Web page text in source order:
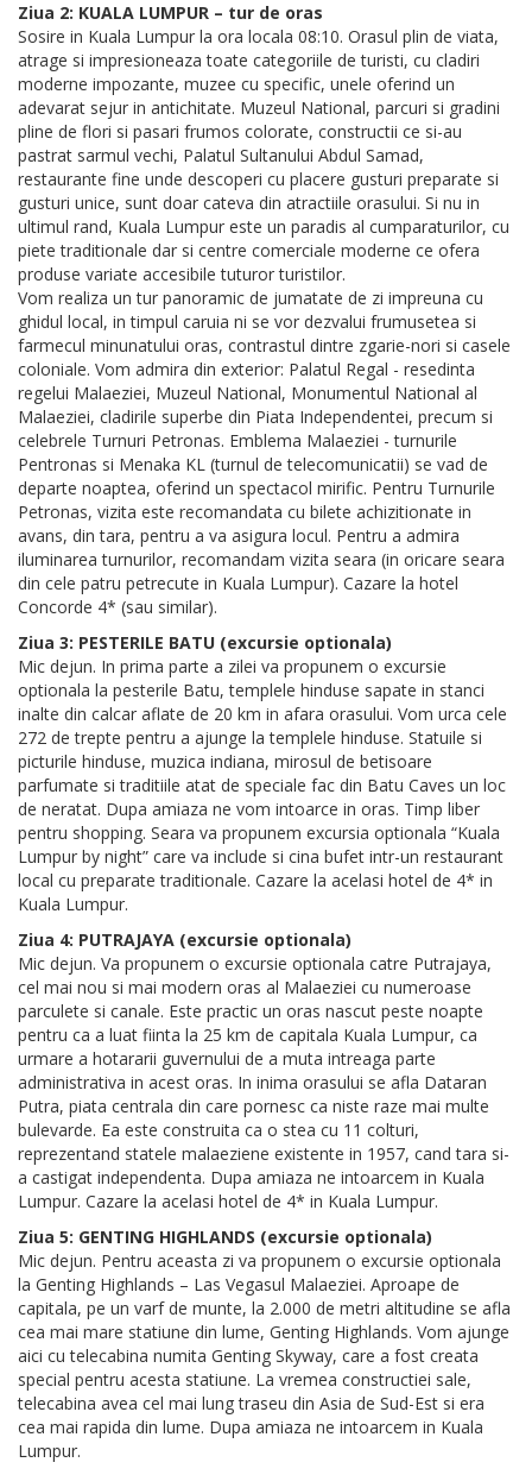
Ziua 2: KUALA LUMPUR – tur de oras
Sosire in Kuala Lumpur la ora locala 08:10. Orasul plin de viata,
atrage si impresioneaza toate categoriile de turisti, cu cladiri
moderne impozante, muzee cu specific, unele oferind un
adevarat sejur in antichitate. Muzeul National, parcuri si gradini
pline de flori si pasari frumos colorate, constructii ce si-au
pastrat sarmul vechi, Palatul Sultanului Abdul Samad,
restaurante fine unde descoperi cu placere gusturi preparate si
gusturi unice, sunt doar cateva din atractiile orasului. Si nu in
ultimul rand, Kuala Lumpur este un paradis al cumparaturilor, cu
piete traditionale dar si centre comerciale moderne ce ofera
produse variate accesibile tuturor turistilor.
Vom realiza un tur panoramic de jumatate de zi impreuna cu
ghidul local, in timpul caruia ni se vor dezvalui frumusetea si
farmecul minunatului oras, contrastul dintre zgarie-nori si casele
coloniale. Vom admira din exterior: Palatul Regal - resedinta
regelui Malaeziei, Muzeul National, Monumentul National al
Malaeziei, cladirile superbe din Piata Independentei, precum si
celebrele Turnuri Petronas. Emblema Malaeziei - turnurile
Pentronas si Menaka KL (turnul de telecomunicatii) se vad de
departe noaptea, oferind un spectacol mirific. Pentru Turnurile
Petronas, vizita este recomandata cu bilete achizitionate in
avans, din tara, pentru a va asigura locul. Pentru a admira
iluminarea turnurilor, recomandam vizita seara (in oricare seara
din cele patru petrecute in Kuala Lumpur). Cazare la hotel
Concorde 4* (sau similar).
Ziua 3: PESTERILE BATU (excursie optionala)
Mic dejun. In prima parte a zilei va propunem o excursie
optionala la pesterile Batu, templele hinduse sapate in stanci
inalte din calcar aflate de 20 km in afara orasului. Vom urca cele
272 de trepte pentru a ajunge la templele hinduse. Statuile si
picturile hinduse, muzica indiana, mirosul de betisoare
parfumate si traditiile atat de speciale fac din Batu Caves un loc
de neratat. Dupa amiaza ne vom intoarce in oras. Timp liber
pentru shopping. Seara va propunem excursia optionala “Kuala
Lumpur by night” care va include si cina bufet intr-un restaurant
local cu preparate traditionale. Cazare la acelasi hotel de 4* in
Kuala Lumpur.
Ziua 4: PUTRAJAYA (excursie optionala)
Mic dejun. Va propunem o excursie optionala catre Putrajaya,
cel mai nou si mai modern oras al Malaeziei cu numeroase
parculete si canale. Este practic un oras nascut peste noapte
pentru ca a luat fiinta la 25 km de capitala Kuala Lumpur, ca
urmare a hotararii guvernului de a muta intreaga parte
administrativa in acest oras. In inima orasului se afla Dataran
Putra, piata centrala din care pornesc ca niste raze mai multe
bulevarde. Ea este construita ca o stea cu 11 colturi,
reprezentand statele malaeziene existente in 1957, cand tara si-
a castigat independenta. Dupa amiaza ne intoarcem in Kuala
Lumpur. Cazare la acelasi hotel de 4* in Kuala Lumpur.
Ziua 5: GENTING HIGHLANDS (excursie optionala)
Mic dejun. Pentru aceasta zi va propunem o excursie optionala
la Genting Highlands – Las Vegasul Malaeziei. Aproape de
capitala, pe un varf de munte, la 2.000 de metri altitudine se afla
cea mai mare statiune din lume, Genting Highlands. Vom ajunge
aici cu telecabina numita Genting Skyway, care a fost creata
special pentru acesta statiune. La vremea constructiei sale,
telecabina avea cel mai lung traseu din Asia de Sud-Est si era
cea mai rapida din lume. Dupa amiaza ne intoarcem in Kuala
Lumpur.